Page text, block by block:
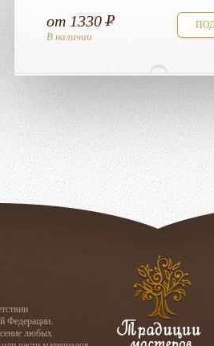
от 1330
В наличии
Федерации.
любых